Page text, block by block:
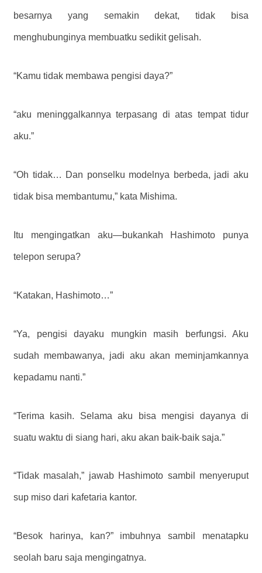
besarnya yang semakin dekat, tidak bisa
menghubunginya membuatku sedikit gelisah.
“Kamu tidak membawa pengisi daya?”
“aku meninggalkannya terpasang di atas tempat tidur
aku.”
“Oh tidak… Dan ponselku modelnya berbeda, jadi aku
tidak bisa membantumu,” kata Mishima.
Itu mengingatkan aku—bukankah Hashimoto punya
telepon serupa?
“Katakan, Hashimoto…”
“Ya, pengisi dayaku mungkin masih berfungsi. Aku
sudah membawanya, jadi aku akan meminjamkannya
kepadamu nanti.”
“Terima kasih. Selama aku bisa mengisi dayanya di
suatu waktu di siang hari, aku akan baik-baik saja.”
“Tidak masalah,” jawab Hashimoto sambil menyeruput
sup miso dari kafetaria kantor.
“Besok harinya, kan?” imbuhnya sambil menatapku
seolah baru saja mengingatnya.